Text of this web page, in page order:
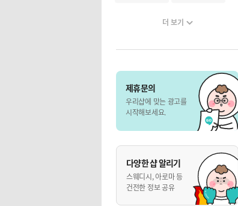
더 보기
제휴문의
우리샵에 맞는 광고를
시작해보세요.
다양한 샵 알리기
스웨디시, 아로마 등
건전한 정보 공유